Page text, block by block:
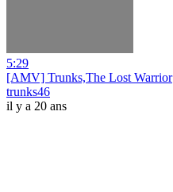
5:29
[AMV] Trunks,The Lost Warrior
trunks46
il y a 20 ans